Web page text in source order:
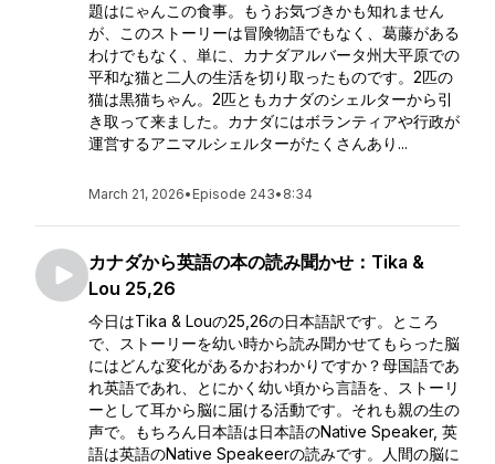
題はにゃんこの食事。もうお気づきかも知れません
が、このストーリーは冒険物語でもなく、葛藤がある
わけでもなく、単に、カナダアルバータ州大平原での
平和な猫と二人の生活を切り取ったものです。2匹の
猫は黒猫ちゃん。2匹ともカナダのシェルターから引
き取って来ました。カナダにはボランティアや行政が
運営するアニマルシェルターがたくさんあり...
March 21, 2026• Episode 243• 8:34
カナダから英語の本の読み聞かせ：Tika &
Lou 25,26
今日はTika & Louの25,26の日本語訳です。ところ
で、ストーリーを幼い時から読み聞かせてもらった脳
にはどんな変化があるかおわかりですか？母国語であ
れ英語であれ、とにかく幼い頃から言語を、ストーリ
ーとして耳から脳に届ける活動です。それも親の生の
声で。もちろん日本語は日本語のNative Speaker, 英
語は英語のNative Speakeerの読みです。人間の脳に